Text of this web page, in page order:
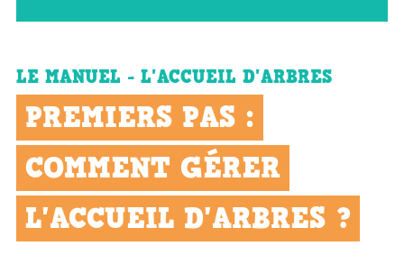
LE MANUEL - L'ACCUEIL D'ARBRES
PREMIERS PAS :
COMMENT GÉRER
L'ACCUEIL D'ARBRES ?